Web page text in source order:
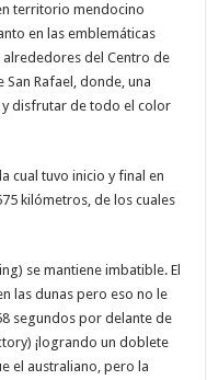
territorio mendocino
en las emblemáticas
del Centro de
Rafael, donde, una
y disfrutar de todo el color
cual tuvo inicio y final en
kilómetros, de los cuales
se mantiene imbatible. El
las dunas pero eso no le
segundos por delante de
¡logrando un doblete
el australiano, pero la